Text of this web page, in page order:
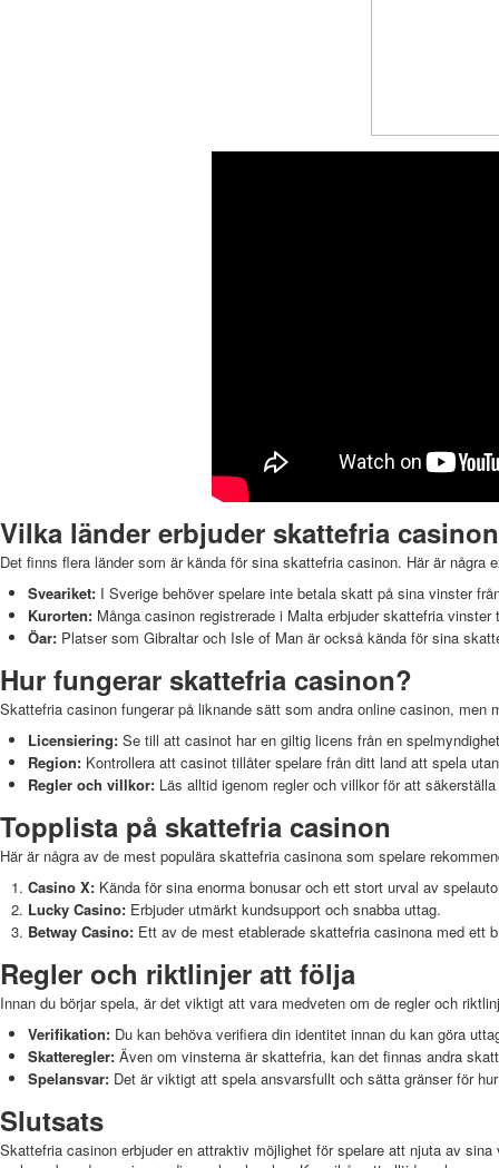
Vilka länder erbjuder skattefria
Det finns flera länder som är kända för sina skattefria casinon. Här är några
Sveariket: I Sverige behöver spelare inte betala skatt på sina vinster
Kurorten: Många casinon registrerade i Malta erbjuder skattefria
Öar: Platser som Gibraltar och Isle of Man är också kända för sina
Hur fungerar skattefria casinon?
Skattefria casinon fungerar på liknande sätt som andra online casinon,
Licensiering: Se till att casinot har en giltig licens från en
Region: Kontrollera att casinot tillåter spelare från ditt land att spela
Regler och villkor: Läs alltid igenom regler och villkor för att
Topplista på skattefria casinon
Här är några av de mest populära skattefria casinona som spelare
Casino X: Kända för sina enorma bonusar och ett stort urval av
Lucky Casino: Erbjuder utmärkt kundsupport och snabba uttag.
Betway Casino: Ett av de mest etablerade skattefria casinona med ett
Regler och riktlinjer att följa
Innan du börjar spela, är det viktigt att vara medveten om de regler och
Verifikation: Du kan behöva verifiera din identitet innan du kan göra
Skatteregler: Även om vinsterna är skattefria, kan det finnas andra
Spelansvar: Det är viktigt att spela ansvarsfullt och sätta gränser för
Slutsats
Skattefria casinon erbjuder en attraktiv möjlighet för spelare att njuta av